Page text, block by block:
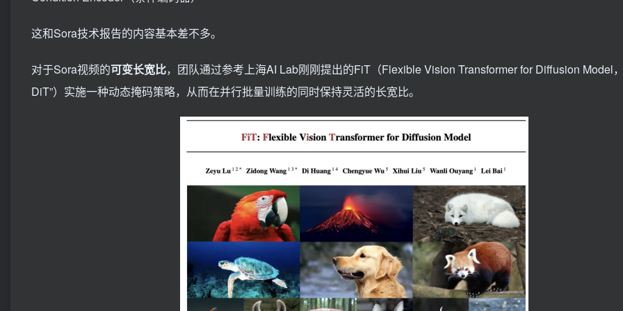
这和Sora技术报告的内容基本差不多。
对于Sora视频的可变长宽比，团队通过参考上海AI Lab刚刚提出的FiT（Flexible Vision Transformer for Diffusion Model
DiT”）实施一种动态掩码策略，从而在并行批量训练的同时保持灵活的长宽比。